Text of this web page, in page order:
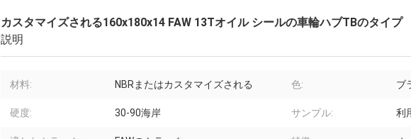
カスタマイズされる160x180x14 FAW 13Tオイル シールの車輪ハブTBのタイプ
説明
材料: NBRまたはカスタマイズされる 色: ブ
硬度: 30-90海岸 サンプル: 利